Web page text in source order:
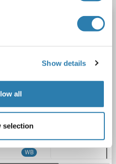
Show details
all
selection
Hôte: Lapin
WB